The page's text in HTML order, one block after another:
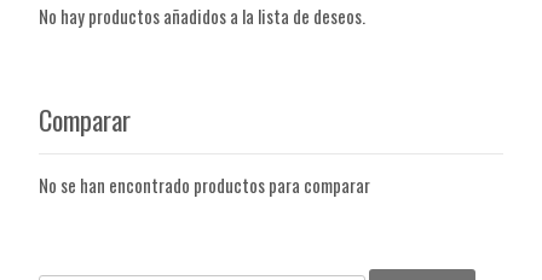
No hay productos añadidos a la lista de deseos.
Comparar
No se han encontrado productos para comparar